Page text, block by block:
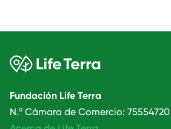
Fundación Life Terra
N.º Cámara de Comercio: 75554720